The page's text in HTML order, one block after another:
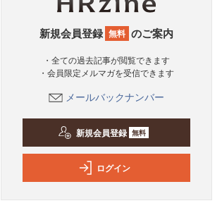
新規会員登録 無料 のご案内
・全ての過去記事が閲覧できます
・会員限定メルマガを受信できます
メールバックナンバー
新規会員登録 無料
ログイン